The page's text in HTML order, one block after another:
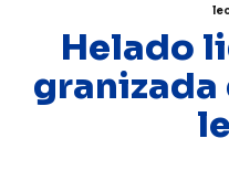
Helado
granizada